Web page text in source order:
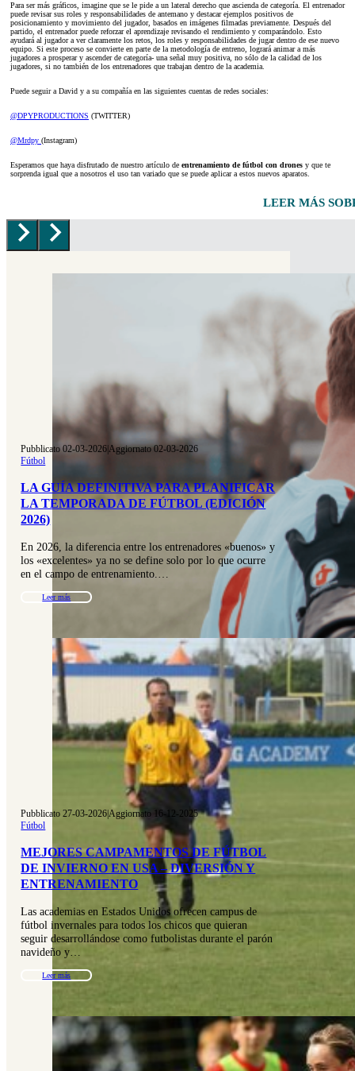
Para ser más gráficos, imagine que se le pide a un lateral derecho que ascienda de categoría. El entrenador
puede revisar sus roles y responsabilidades de antemano y destacar ejemplos positivos de
posicionamiento y movimiento del jugador, basados ​​en imágenes filmadas previamente. Después del
partido, el entrenador puede reforzar el aprendizaje revisando el rendimiento y comparándolo. Esto
ayudará al jugador a ver claramente los retos, los roles y responsabilidades de jugar dentro de ese nuevo
equipo. Si este proceso se convierte en parte de la metodología de entreno, logrará animar a más
jugadores a prosperar y ascender de categoría- una señal muy positiva, no sólo de la calidad de los
jugadores, si no también de los entrenadores que trabajan dentro de la academia.
Puede seguir a David y a su compañía en las siguientes cuentas de redes sociales:
@DPYPRODUCTIONS (TWITTER)
@Mrdpy (Instagram)
Esperamos que haya disfrutado de nuestro artículo de entrenamiento de fútbol con drones y que te
sorprenda igual que a nosotros el uso tan variado que se puede aplicar a estos nuevos aparatos.
LEER MÁS
Pubblicato 02-03-2026|Aggiornato 02-03-2026
Fútbol
LA GUÍA DEFINITIVA PARA PLANIFICAR
LA TEMPORADA DE FÚTBOL (EDICIÓN
2026)
En 2026, la diferencia entre los entrenadores «buenos» y
los «excelentes» ya no se define solo por lo que ocurre
en el campo de entrenamiento.…
Leer más
Pubblicato 27-03-2026|Aggiornato 16-12-2025
Fútbol
MEJORES CAMPAMENTOS DE FÚTBOL
DE INVIERNO EN USA – DIVERSIÓN Y
ENTRENAMIENTO
Las academias en Estados Unidos ofrecen campus de
fútbol invernales para todos los chicos que quieran
seguir desarrollándose como futbolistas durante el parón
navideño y…
Leer más